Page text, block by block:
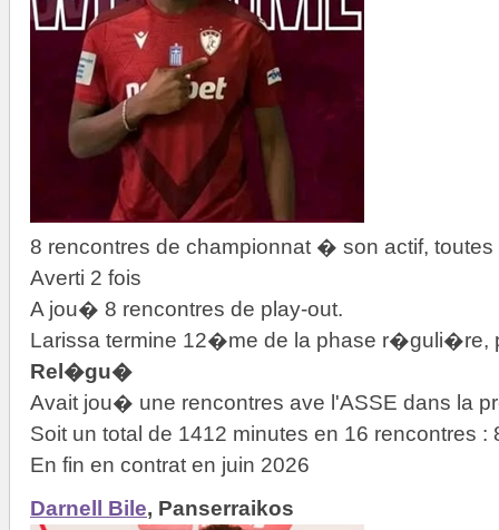
8 rencontres de championnat � son actif,
Averti 2 fois
A jou� 8 rencontres de play-out.
Larissa termine 12�me de la phase r�guli�re,
Rel�gu�
Avait jou� une rencontres ave l'ASSE dans la
Soit un total de 1412 minutes en 16 rencontres :
En fin en contrat en juin 2026
Darnell Bile, Panserraikos